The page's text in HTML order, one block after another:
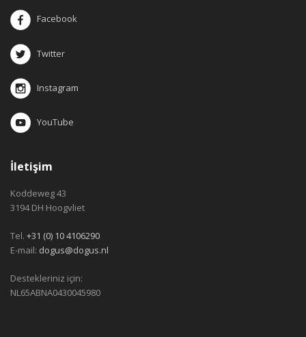
Facebook
Twitter
Instagram
YouTube
İletişim
Koddeweg 43
3194 DH Hoogvliet
Tel. +31 (0) 10 4106290
E-mail: dogus@dogus.nl
Destekleriniz için:
NL65ABNA0430045980